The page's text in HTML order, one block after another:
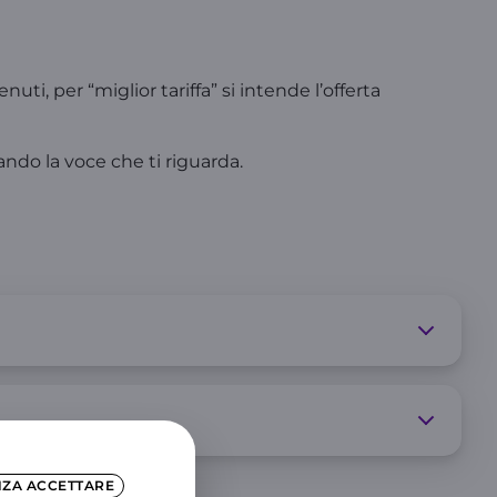
ACCETTARE
per “miglior tariffa” si intende l’offerta
la voce che ti riguarda.